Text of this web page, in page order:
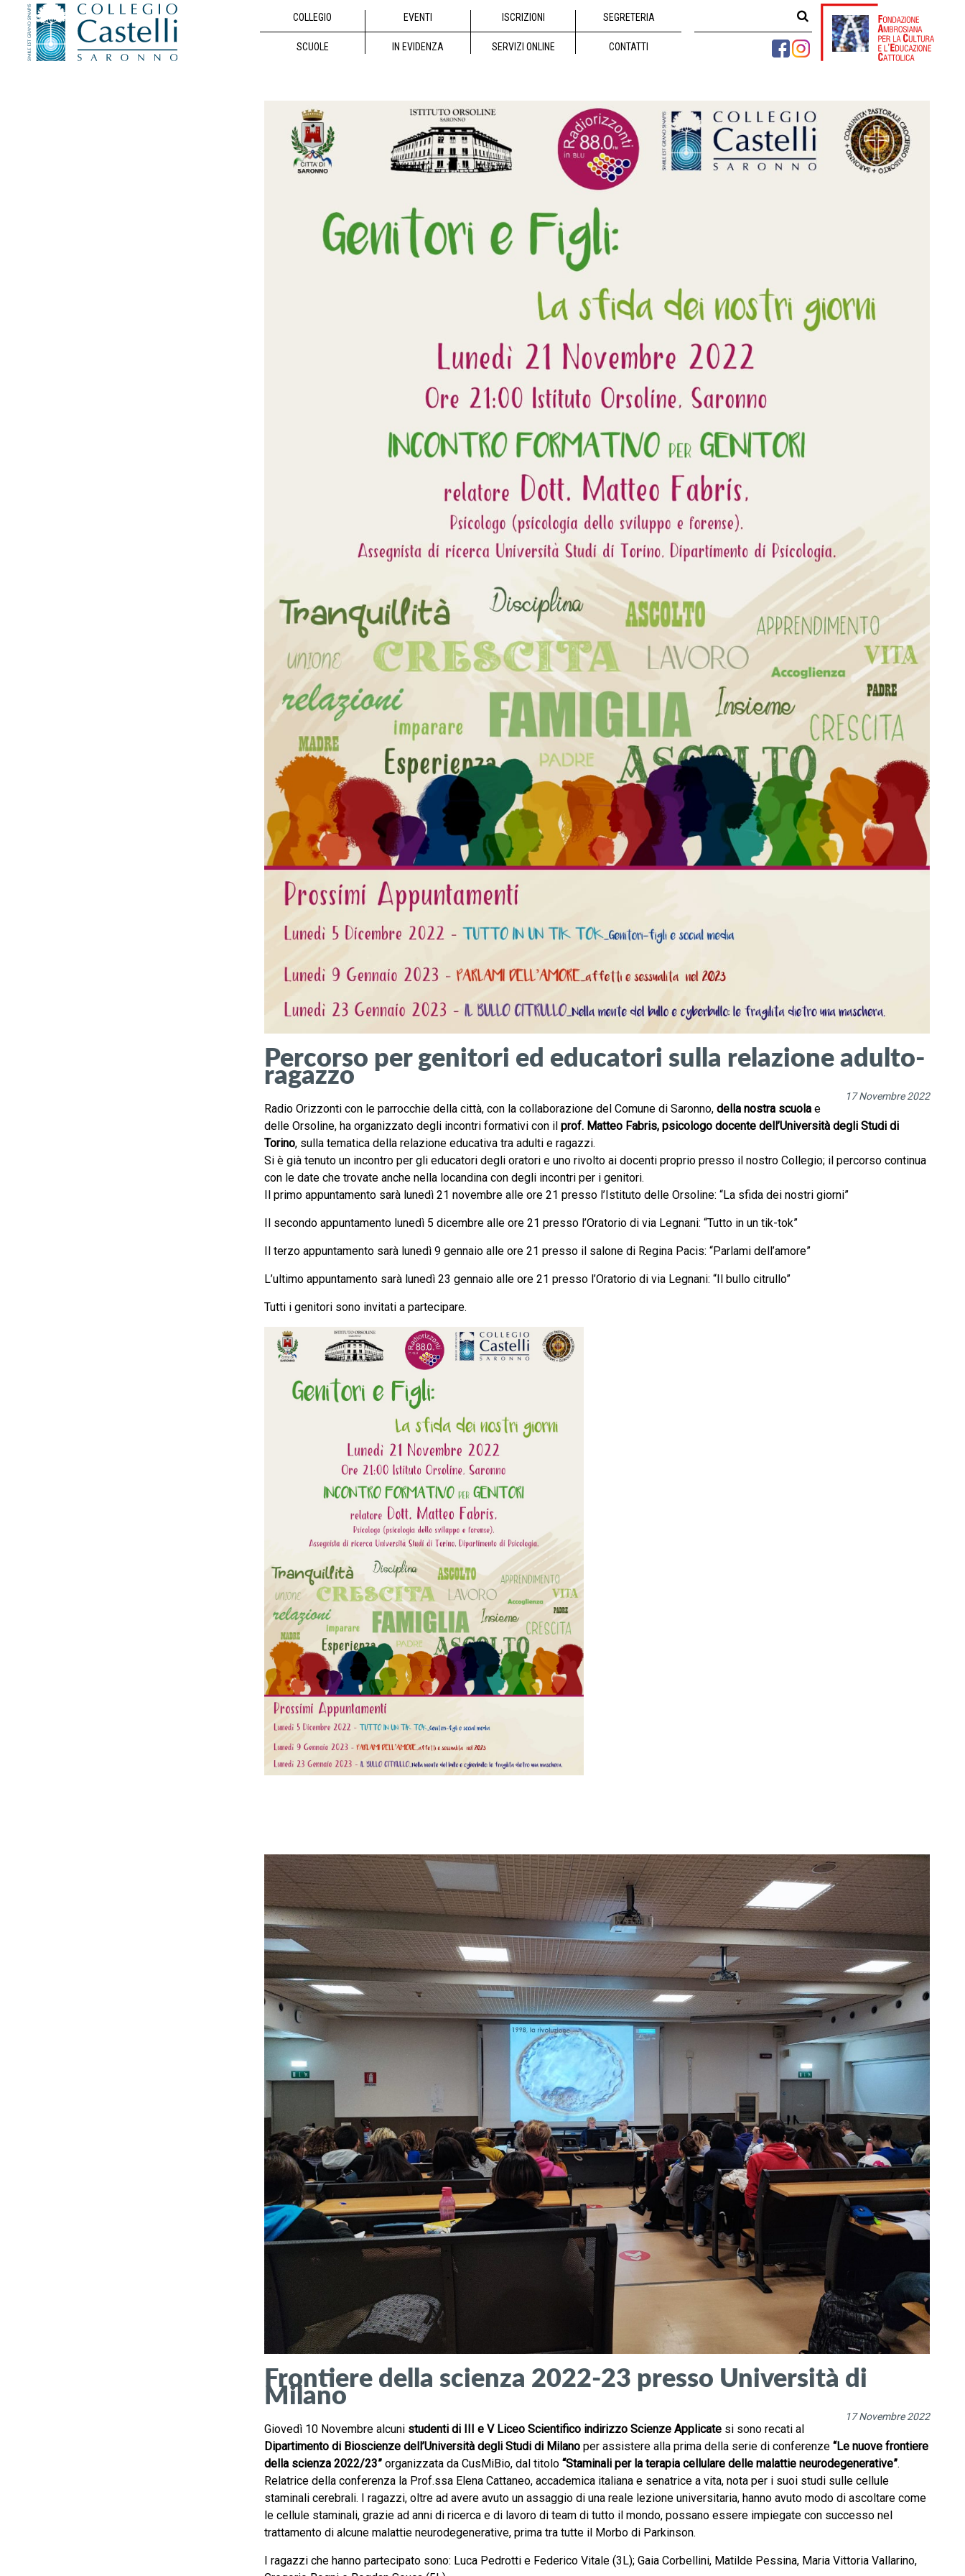
COLLEGIO EVENTI ISCRIZIONI SEGRETERIA
SCUOLE IN EVIDENZA SERVIZI ONLINE CONTATTI
Percorso per genitori ed educatori sulla relazione adulto-
ragazzo
17 Novembre 2022
Radio Orizzonti con le parrocchie della città, con la collaborazione del Comune di Saronno, della nostra scuolae
delle Orsoline, ha organizzato degli incontri formativi con il prof. Matteo Fabris, psicologo docente dell’Università degli Studi di
Torino, sulla tematica della relazione educativa tra adulti e ragazzi.
Si è già tenuto un incontro per gli educatori degli oratori e uno rivolto ai docenti proprio presso il nostro Collegio; il percorso continua
con le date che trovate anche nella locandina con degli incontri per i genitori.
Il primo appuntamento sarà lunedì 21 novembre alle ore 21 presso l’Istituto delle Orsoline: “La sfida dei nostri giorni”
Il secondo appuntamento lunedì 5 dicembre alle ore 21 presso l’Oratorio di via Legnani: “Tutto in un tik-tok”
Il terzo appuntamento sarà lunedì 9 gennaio alle ore 21 presso il salone di Regina Pacis: “Parlami dell’amore”
L’ultimo appuntamento sarà lunedì 23 gennaio alle ore 21 presso l’Oratorio di via Legnani: “Il bullo citrullo”
Tutti i genitori sono invitati a partecipare.
Frontiere della scienza 2022-23 presso Università di
Milano
17 Novembre 2022
Giovedì 10 Novembre alcuni studenti di III e V Liceo Scientifico indirizzo Scienze Applicatesi sono recati al
Dipartimento di Bioscienze dell’Università degli Studi di Milanoper assistere alla prima della serie di conferenze “Le nuove frontiere
della scienza 2022/23”organizzata da CusMiBio, dal titolo “Staminali per la terapia cellulare delle malattie neurodegenerative”.
Relatrice della conferenza la Prof.ssa Elena Cattaneo, accademica italiana e senatrice a vita, nota per i suoi studi sulle cellule
staminali cerebrali. I ragazzi, oltre ad avere avuto un assaggio di una reale lezione universitaria, hanno avuto modo di ascoltare come
le cellule staminali, grazie ad anni di ricerca e di lavoro di team di tutto il mondo, possano essere impiegate con successo nel
trattamento di alcune malattie neurodegenerative, prima tra tutte il Morbo di Parkinson.
I ragazzi che hanno partecipato sono: Luca Pedrotti e Federico Vitale (3L); Gaia Corbellini, Matilde Pessina, Maria Vittoria Vallarino,